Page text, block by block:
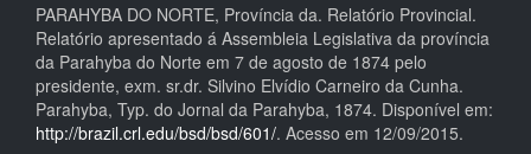
PARAHYBA DO NORTE, Província da. Relatório Provincial.
Relatório apresentado á Assembleia Legislativa da província
da Parahyba do Norte em 7 de agosto de 1874 pelo
presidente, exm. sr.dr. Silvino Elvídio Carneiro da Cunha.
Parahyba, Typ. do Jornal da Parahyba, 1874. Disponível em:
http://brazil.crl.edu/bsd/bsd/601/. Acesso em 12/09/2015.